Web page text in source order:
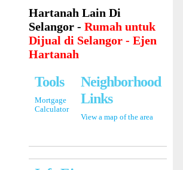
Hartanah Lain Di
Selangor -Rumah untuk
Dijual di Selangor - Ejen
Hartanah
Tools
Mortgage
Calculator
Neighborhood
Links
View a map of the area